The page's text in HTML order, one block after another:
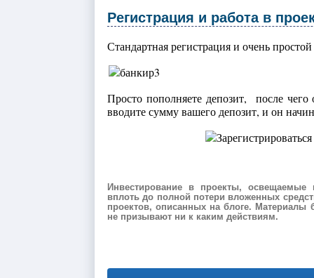
Регистрация и работа в
Стандартная регистрация и очень
Просто пополняете депозит, после
вводите сумму вашего депозит, и он
Инвестирование в проекты,
вплоть до полной потери вложенных
проектов, описанных на блоге.
не призывают ни к каким действиям.